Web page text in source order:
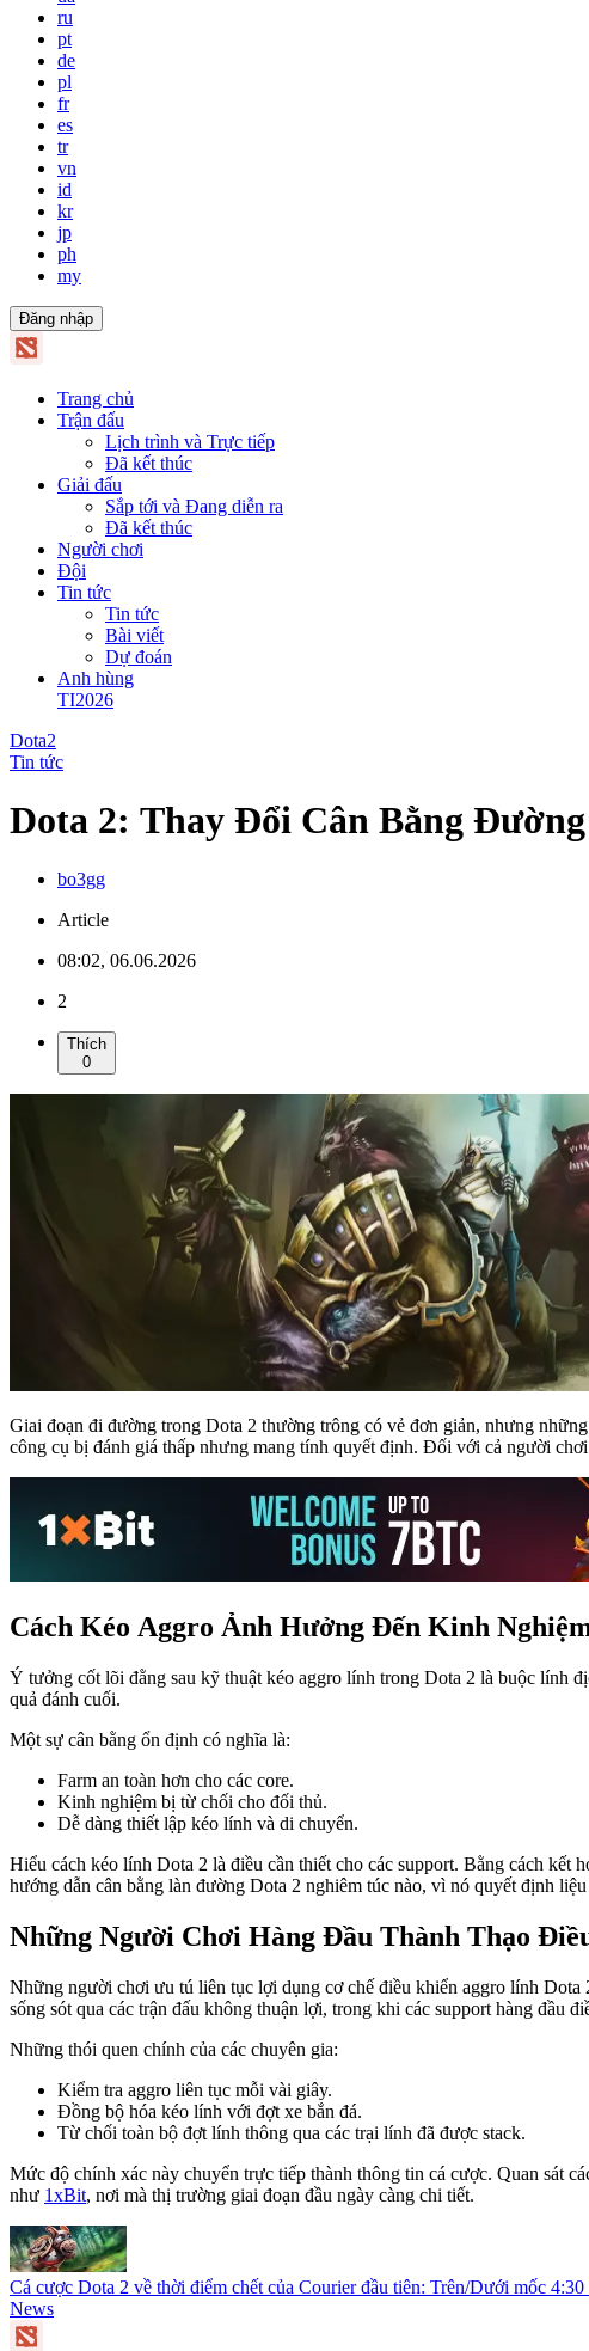
ru
pt
de
pl
fr
es
tr
vn
id
kr
jp
ph
my
Đăng nhập
Trang chủ
Trận đấu
Lịch trình và Trực tiếp
Đã kết thúc
Giải đấu
Sắp tới và Đang diễn ra
Đã kết thúc
Người chơi
Đội
Tin tức
Tin tức
Bài viết
Dự đoán
Anh hùng
TI2026
Dota2
Tin tức
Dota 2: Thay Đổi Cân Bằng
bo3gg
Article
08:02, 06.06.2026
2
Thích
0
Giai đoạn đi đường trong Dota 2 thường trông có vẻ đơn giản, nhưng
công cụ bị đánh giá thấp nhưng mang tính quyết định. Đối với cả người
Cách Kéo Aggro Ảnh Hưởng Đến Kinh
Ý tưởng cốt lõi đằng sau kỹ thuật kéo aggro lính trong Dota 2 là buộc lính
quả đánh cuối.
Một sự cân bằng ổn định có nghĩa là:
Farm an toàn hơn cho các core.
Kinh nghiệm bị từ chối cho đối thủ.
Dễ dàng thiết lập kéo lính và di chuyển.
Hiểu cách kéo lính Dota 2 là điều cần thiết cho các support. Bằng cách
hướng dẫn cân bằng làn đường Dota 2 nghiêm túc nào, vì nó quyết định
Những Người Chơi Hàng Đầu Thành Thạo
Những người chơi ưu tú liên tục lợi dụng cơ chế điều khiển aggro lính
sống sót qua các trận đấu không thuận lợi, trong khi các support hàng đầu
Những thói quen chính của các chuyên gia:
Kiểm tra aggro liên tục mỗi vài giây.
Đồng bộ hóa kéo lính với đợt xe bắn đá.
Từ chối toàn bộ đợt lính thông qua các trại lính đã được stack.
Mức độ chính xác này chuyển trực tiếp thành thông tin cá cược. Quan sát
như 1xBit, nơi mà thị trường giai đoạn đầu ngày càng chi tiết.
Cá cược Dota 2 về thời điểm chết của Courier đầu tiên: Trên/Dưới mốc 4:30
News